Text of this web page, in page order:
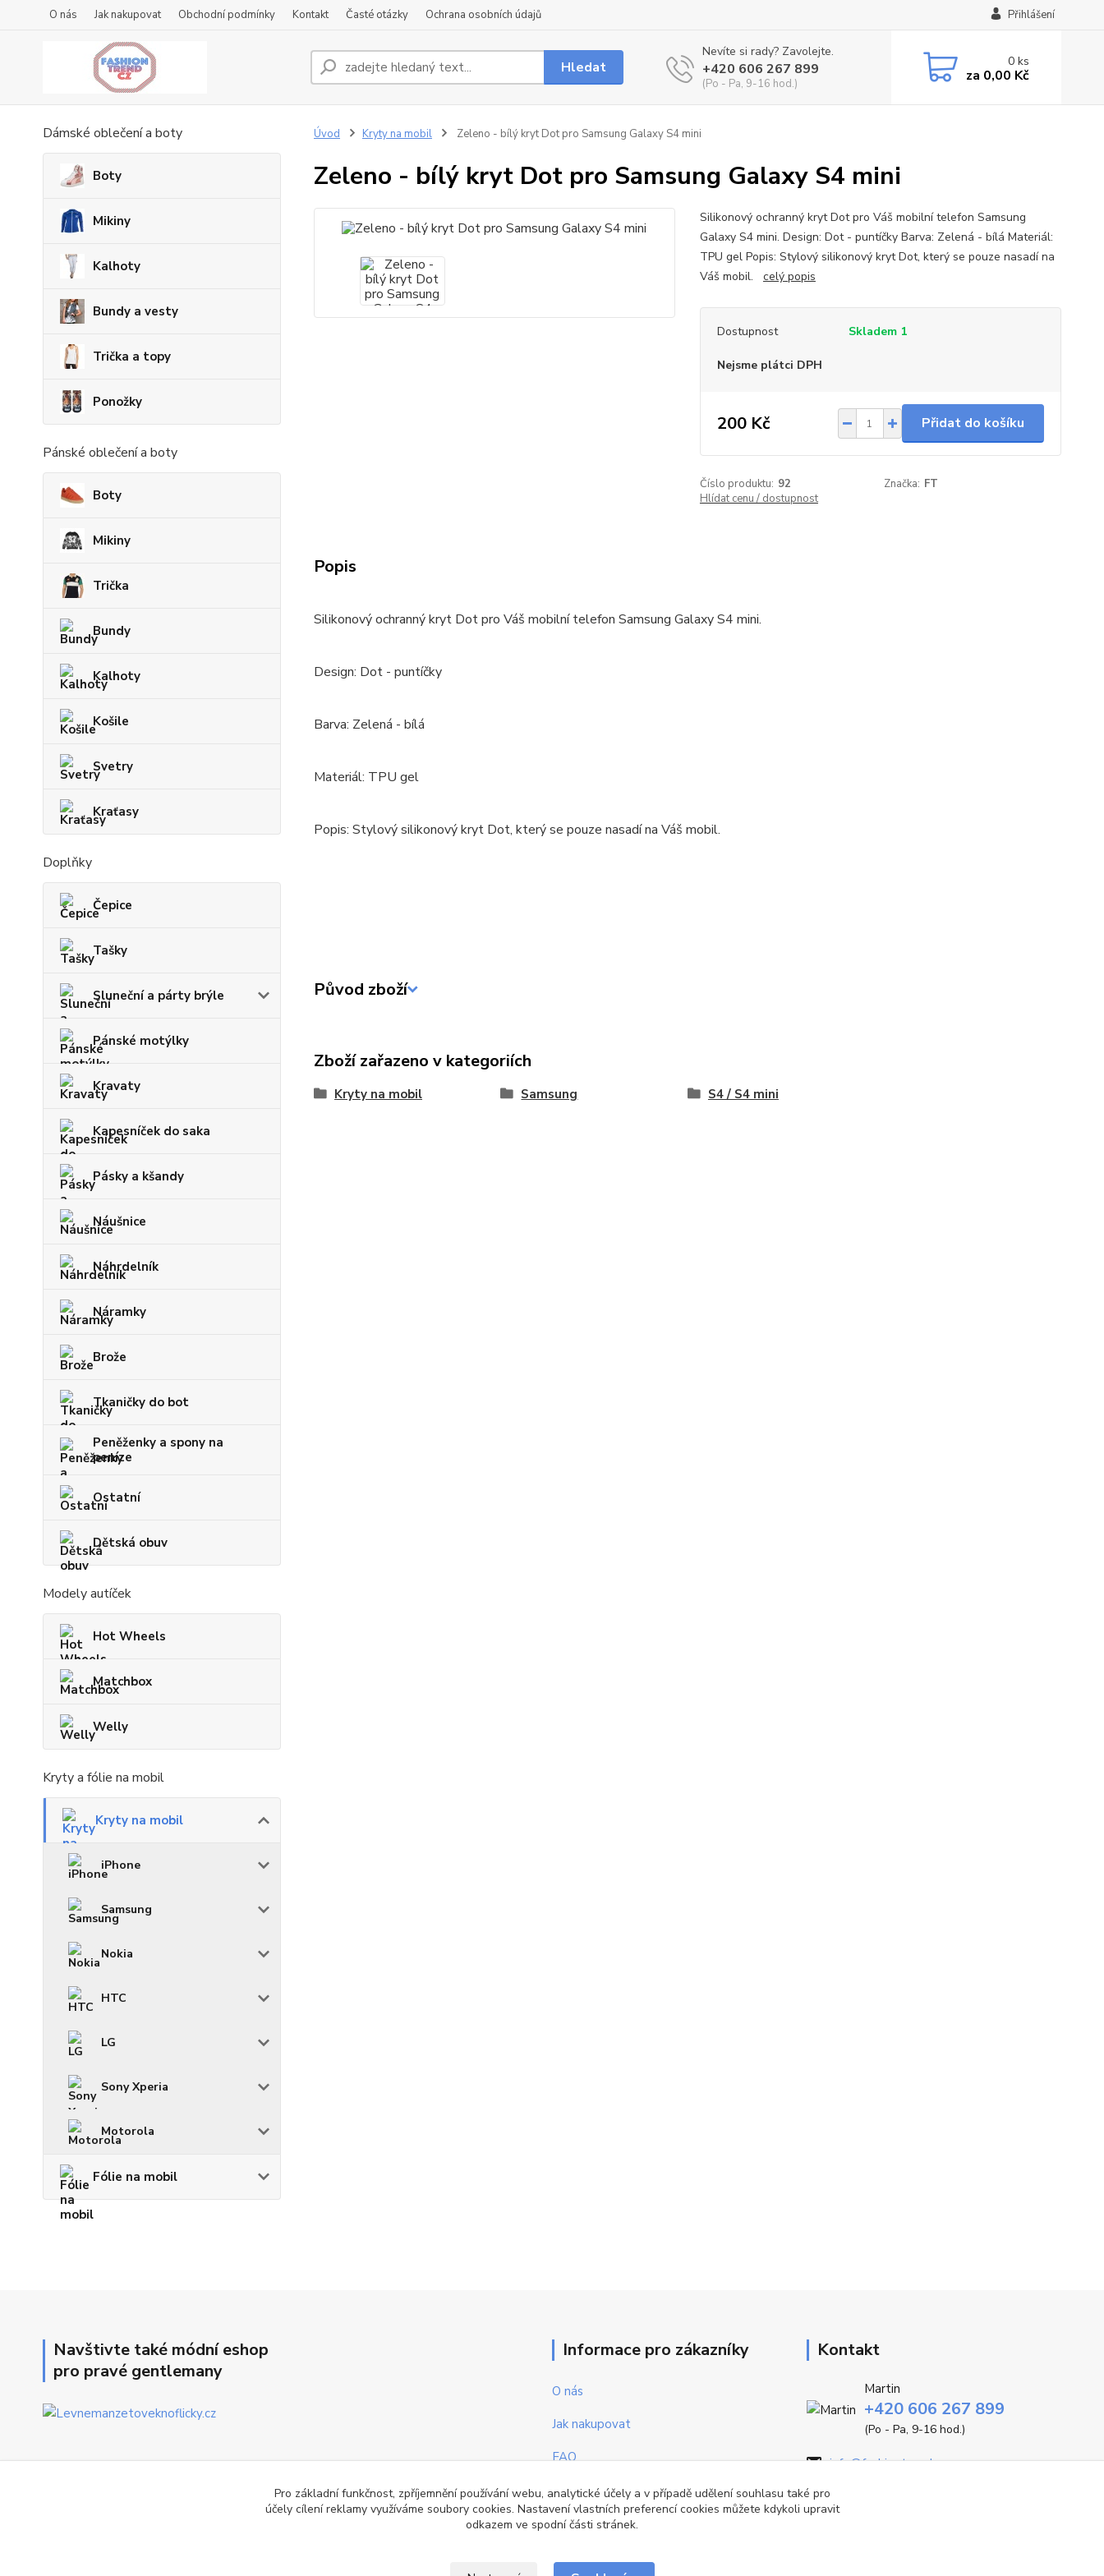
O nás Jak nakupovat Obchodní podmínky Kontakt Časté otázky Ochrana osobních údajů Přihlášení
Hledat
Nevíte si rady? Zavolejte.
+420 606 267 899
(Po - Pa, 9-16 hod.)
0ks
za 0,00 Kč
Dámské oblečení a boty
Boty
Mikiny
Kalhoty
Bundy a vesty
Trička a topy
Ponožky
Pánské oblečení a boty
Boty
Mikiny
Trička
Bundy
Kalhoty
Košile
Svetry
Kraťasy
Doplňky
Čepice
Tašky
Sluneční a párty brýle
Pánské motýlky
Kravaty
Kapesníček do saka
Pásky a kšandy
Náušnice
Náhrdelník
Náramky
Brože
Tkaničky do bot
Peněženky a spony na
peníze
Ostatní
Dětská obuv
Modely autíček
Hot Wheels
Matchbox
Welly
Kryty a fólie na mobil
Kryty na mobil
iPhone
Samsung
Nokia
HTC
LG
Sony Xperia
Motorola
Fólie na mobil
Úvod Kryty na mobil Zeleno - bílý kryt Dot pro Samsung Galaxy S4 mini
Zeleno - bílý kryt Dot pro Samsung Galaxy S4 mini
Silikonový ochranný kryt Dot pro Váš mobilní telefon Samsung
Galaxy S4 mini. Design: Dot - puntíčky Barva: Zelená - bílá Materiál:
TPU gel Popis: Stylový silikonový kryt Dot, který se pouze nasadí na
Váš mobil. celý popis
Dostupnost Skladem 1
Nejsme plátci DPH
200 Kč Přidat do košíku
Číslo produktu: 92 Značka: FT
Hlídat cenu / dostupnost
Popis
Silikonový ochranný kryt Dot pro Váš mobilní telefon Samsung Galaxy S4 mini.
Design: Dot - puntíčky
Barva: Zelená - bílá
Materiál: TPU gel
Popis: Stylový silikonový kryt Dot, který se pouze nasadí na Váš mobil.
Původ zboží
Zboží zařazeno v kategoriích
Kryty na mobil Samsung S4 / S4 mini
Navštivte také módní eshop
pro pravé gentlemany
Informace pro zákazníky
O nás
Jak nakupovat
FAQ
Obchodní podmínky
Kontakty
Kontakt
Martin
+420 606 267 899
(Po - Pa, 9-16 hod.)
info@fashiontrend.cz
Pro základní funkčnost, zpříjemnění používání webu, analytické účely a v případě udělení souhlasu také pro
účely cílení reklamy využíváme soubory cookies. Nastavení vlastních preferencí cookies můžete kdykoli upravit
odkazem ve spodní části stránek.